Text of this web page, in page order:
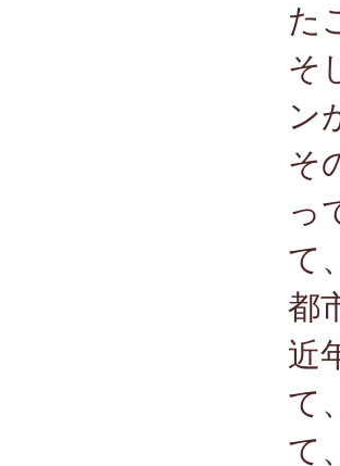
た
そ
ン
そ
っ
て
都
近
て
て